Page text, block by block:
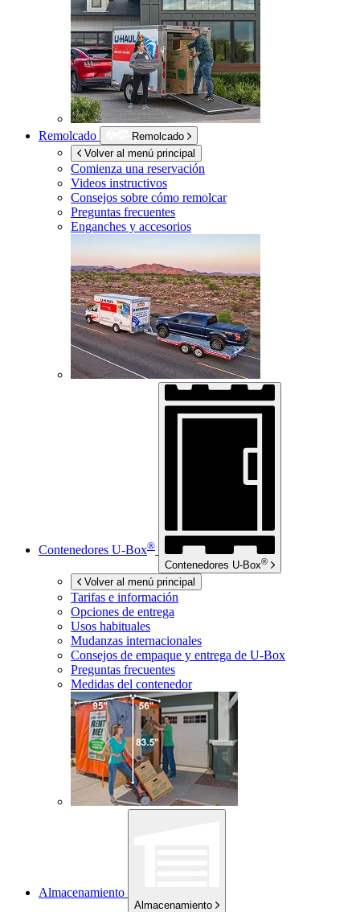
Remolcado
Remolcado
Volver al menú principal
Comienza una reservación
Videos instructivos
Consejos sobre cómo remolcar
Preguntas frecuentes
Enganches y accesorios
Contenedores U-Box®
Contenedores U-Box®
Volver al menú principal
Tarifas e información
Opciones de entrega
Usos habituales
Mudanzas internacionales
Consejos de empaque y entrega de U-Box
Preguntas frecuentes
Medidas del contenedor
Almacenamiento
Almacenamiento